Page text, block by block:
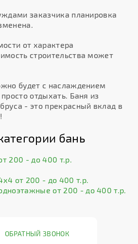
заказчика планировка
от характера
строительства может
будет с наслаждением
отдыхать. Баня из
- это прекрасный вклад в
бань
200 - до 400 т.р.
от 200 - до 400 т.р.
от 200 - до 400 т.р.
ОБРАТНЫЙ ЗВОНОК